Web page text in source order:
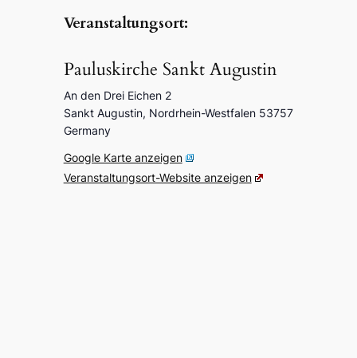
Veran­stal­tungs­ort:
Paulus­kir­che Sankt Augus­tin
An den Drei Eichen 2
Sankt Augus­tin, Nord­rhein-West­fa­len 53757
Germa­ny
Goog­le Karte anzei­gen
Veran­stal­tungs­ort-Website anzei­gen